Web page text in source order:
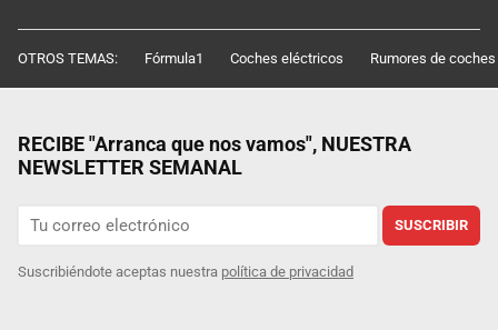
OTROS TEMAS: Fórmula1 Coches eléctricos Rumores de coches
RECIBE "Arranca que nos vamos", NUESTRA
NEWSLETTER SEMANAL
SUSCRIBIR
Suscribiéndote aceptas nuestra política de privacidad